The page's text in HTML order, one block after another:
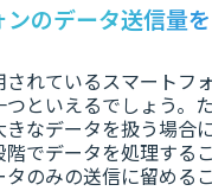
ンのデータ送信量
れているスマートフ
といえるでしょう。
なデータを扱う場合
階でデータを処理する
のみの送信に留める